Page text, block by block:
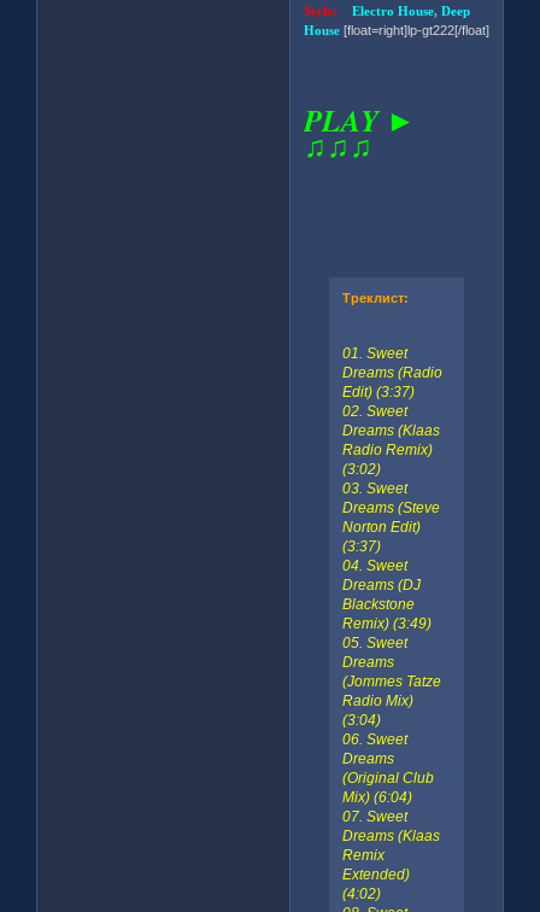
Style:Electro House, Deep
House[float=right]lp-gt222[/float]
PLAY ►
♫♫♫
Треклист:
01. Sweet
Dreams (Radio
Edit) (3:37)
02. Sweet
Dreams (Klaas
Radio Remix)
(3:02)
03. Sweet
Dreams (Steve
Norton Edit)
(3:37)
04. Sweet
Dreams (DJ
Blackstone
Remix) (3:49)
05. Sweet
Dreams
(Jommes Tatze
Radio Mix)
(3:04)
06. Sweet
Dreams
(Original Club
Mix) (6:04)
07. Sweet
Dreams (Klaas
Remix
Extended)
(4:02)